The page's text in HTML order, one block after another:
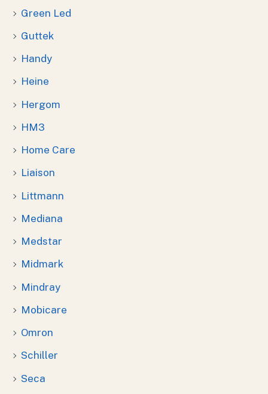
Green Led
Guttek
Handy
Heine
Hergom
HM3
Home Care
Liaison
Littmann
Mediana
Medstar
Midmark
Mindray
Mobicare
Omron
Schiller
Seca